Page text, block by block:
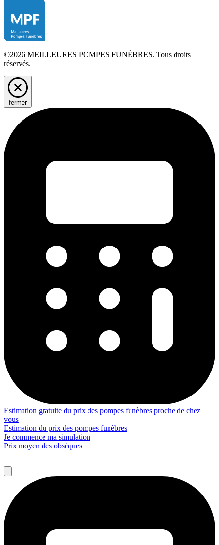
©2026 MEILLEURES POMPES FUNÈBRES. Tous droits
réservés.
fermer
Estimation gratuite du prix des pompes funèbres proche de chez
vous
Estimation du prix des pompes funèbres
Je commence ma simulation
Prix moyen des obsèques